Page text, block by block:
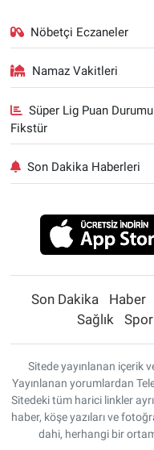
Nöbetçi Eczaneler
Namaz Vakitleri
Süper Lig Puan
Fikstür
Son Dakika Haberleri
Son Dakika Haber
Sağlık
Spor
Sitede yayınlanan içerik
Yayınlanan yorumlardan
Sitedeki tüm harici linkler
haber, köşe yazıları ve
dahi, herhangi bir